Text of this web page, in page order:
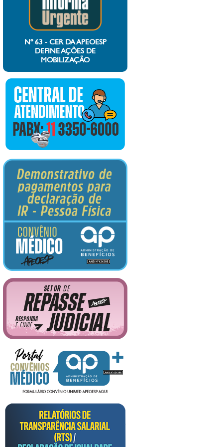
Nº 63 - CER DA APEOESP
DEFINE AÇÕES DE
MOBILIZAÇÃO